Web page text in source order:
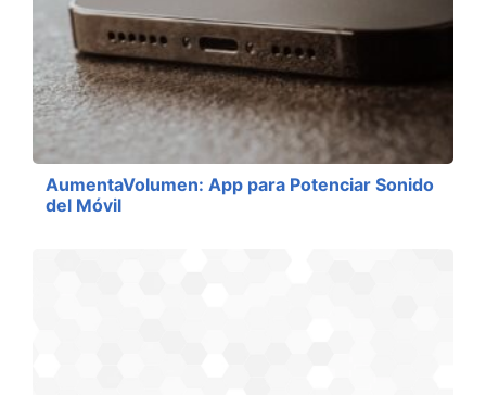
AumentaVolumen: App para Potenciar Sonido
del Móvil